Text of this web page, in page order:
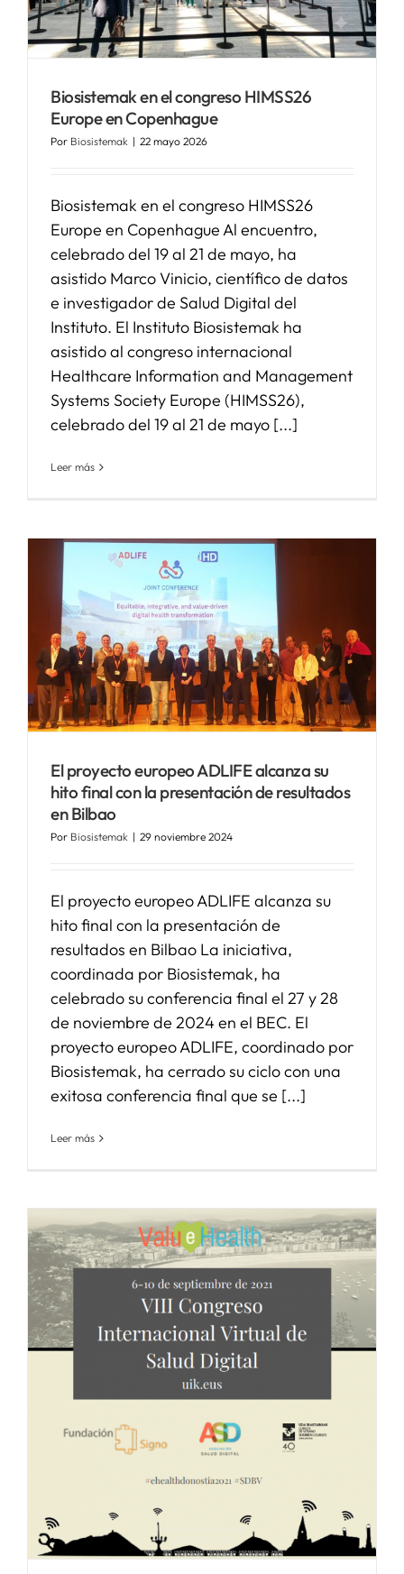
SERVICIOS
APOYO I+D+I
Biosistemak en el congreso HIMSS26
Europe en Copenhague
Por Biosistemak | 22 mayo 2026
Biosistemak en el congreso HIMSS26
Europe en Copenhague Al encuentro,
celebrado del 19 al 21 de mayo, ha
asistido Marco Vinicio, científico de datos
e investigador de Salud Digital del
Instituto. El Instituto Biosistemak ha
asistido al congreso internacional
Healthcare Information and Management
Systems Society Europe (HIMSS26),
celebrado del 19 al 21 de mayo [...]
Leer más
El proyecto europeo ADLIFE alcanza su
hito final con la presentación de resultados
en Bilbao
Por Biosistemak | 29 noviembre 2024
El proyecto europeo ADLIFE alcanza su
hito final con la presentación de
resultados en Bilbao La iniciativa,
coordinada por Biosistemak, ha
celebrado su conferencia final el 27 y 28
de noviembre de 2024 en el BEC. El
proyecto europeo ADLIFE, coordinado por
Biosistemak, ha cerrado su ciclo con una
exitosa conferencia final que se [...]
Leer más